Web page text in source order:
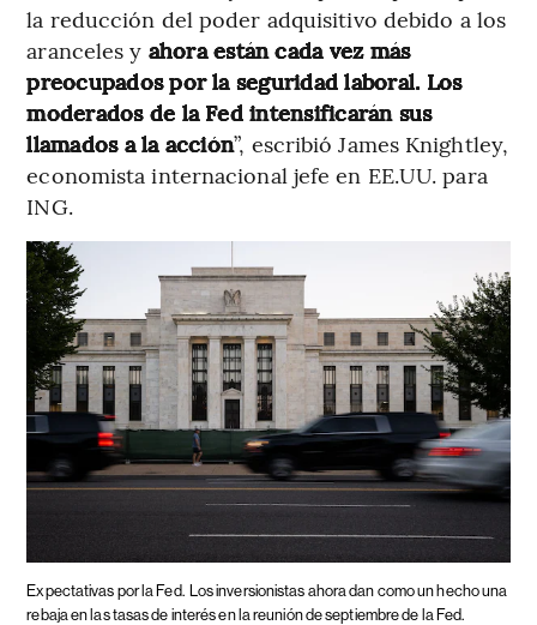
la reducción del poder adquisitivo debido a los
aranceles y ahora están cada vez más
preocupados por la seguridad laboral. Los
moderados de la Fed intensificarán sus
llamados a la acción”, escribió James Knightley,
economista internacional jefe en EE.UU. para
ING.
Expectativas por la Fed. Los inversionistas ahora dan como un hecho una
rebaja en las tasas de interés en la reunión de septiembre de la Fed.